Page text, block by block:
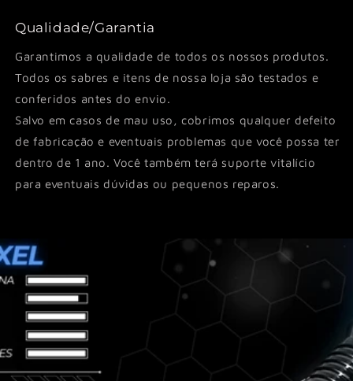
Qualidade/Garantia
Garantimos a qualidade de todos os nossos produtos.
Todos os sabres e itens de nossa loja são testados e
conferidos antes do envio.
Salvo em casos de mau uso, cobrimos qualquer defeito
de fabricação e eventuais problemas que você possa ter
dentro de 1 ano. Você também terá suporte vitalício
para eventuais dúvidas ou pequenos reparos.